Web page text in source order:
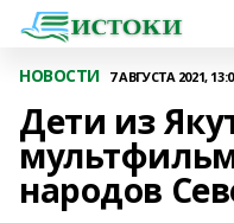
НОВОСТИ 7 АВГУСТА 2021,
Дети из
народов